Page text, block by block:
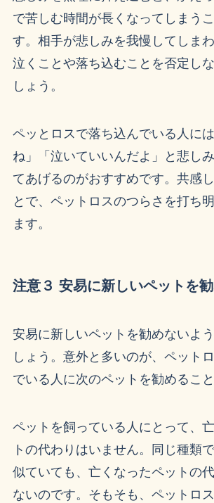
で苦しむ時間が長くなってしまう
す。相手が悲しみを我慢してしまわ
泣くことや落ち込むことを否定し
しょう。
ペッとロスで落ち込んでいる人に
ね」「泣いていいんだよ」と悲し
てあげるのがおすすめです。共感
とで、ペットロスのつらさを打ち
ます。
注意３ 安易に新しいペットを
安易に新しいペットを勧めないよ
しょう。意外と多いのが、ペット
でいる人に次のペットを勧めること
ペットを飼っている人にとって、
トの代わりはいません。同じ種類
似ていても、亡くなったペットの
ないのです。そもそも、ペットロ